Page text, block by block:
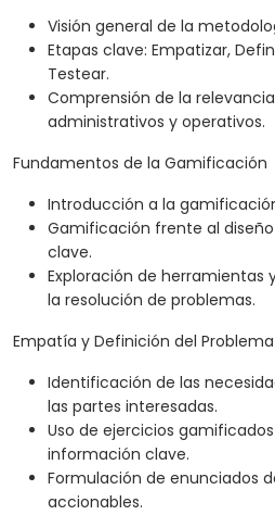
Visión general de la
Etapas clave: Empatizar,
Testear.
Comprensión de la
administrativos y operativos.
Fundamentos de la Gamificación
Introducción a la
Gamificación frente al
clave.
Exploración de
la resolución de problemas.
Empatía y Definición del Problema
Identificación de las
las partes interesadas.
Uso de ejercicios
información clave.
Formulación de enunciados
accionables.